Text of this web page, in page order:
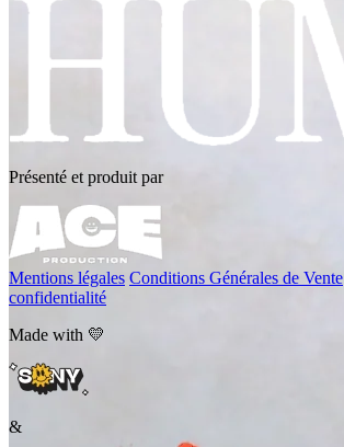
Présenté et produit par
Mentions légales Conditions Générales de Vente
confidentialité
Made with 💛
&